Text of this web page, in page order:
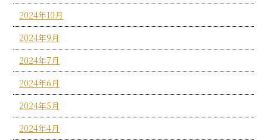
2024年10月
2024年9月
2024年7月
2024年6月
2024年5月
2024年4月